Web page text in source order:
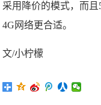
采用降价的模式，而
4G网络更合适。
文/小柠檬